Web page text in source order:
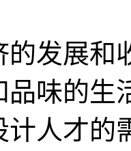
的发展和
品味的生
计人才的